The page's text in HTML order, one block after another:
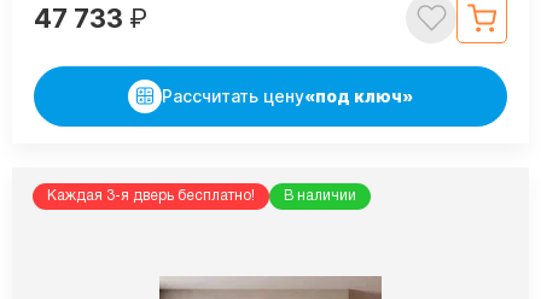
47 733 ₽
Рассчитать цену«под ключ»
Каждая 3-я дверь бесплатно! В наличии